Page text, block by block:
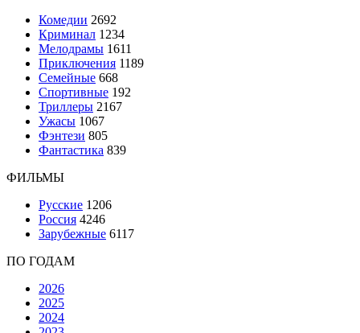
Комедии 2692
Криминал 1234
Мелодрамы 1611
Приключения 1189
Семейные 668
Спортивные 192
Триллеры 2167
Ужасы 1067
Фэнтези 805
Фантастика 839
ФИЛЬМЫ
Русские 1206
Россия 4246
Зарубежные 6117
ПО ГОДАМ
2026
2025
2024